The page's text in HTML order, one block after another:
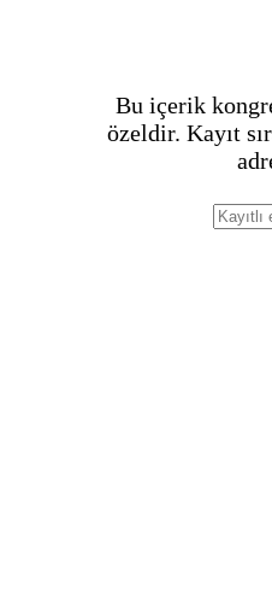
Bu içerik
özeldir. Kayıt